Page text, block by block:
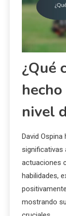
¿Qué
nivel
David
significativas
actuaciones
habilidades,
mostrando